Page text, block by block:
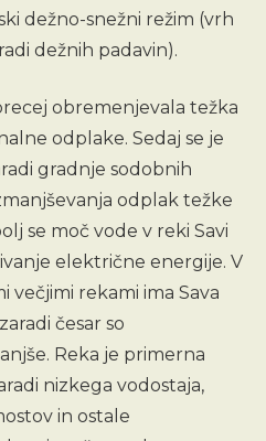
dežno-snežni režim (vrh
dežnih padavin).
obremenjevala težka
odplake. Sedaj se je
gradnje sodobnih
odplak težke
se moč vode v reki Savi
električne energije. V
večjimi rekami ima Sava
česar so
Reka je primerna
nizkega vodostaja,
in ostale